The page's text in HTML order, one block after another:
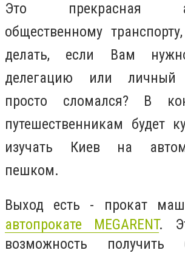
Это прекрасная
общественному
делать, если Вам
делегацию или личный
просто сломался? В
путешественникам будет
изучать Киев на
пешком.
Выход есть - прокат
автопрокате MEGARENT.
возможность получить